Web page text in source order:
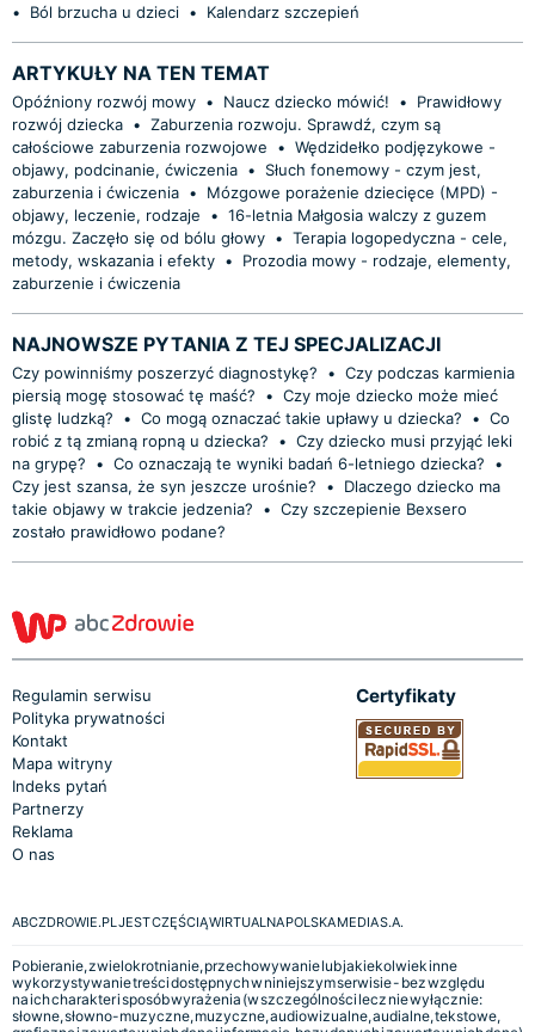
•
Ból brzucha u dzieci • Kalendarz szczepień
ARTYKUŁY NA TEN TEMAT
Opóźniony rozwój mowy • Naucz dziecko mówić! •
Prawidłowy
rozwój dziecka • Zaburzenia rozwoju. Sprawdź, czym są
całościowe zaburzenia rozwojowe
• Wędzidełko podjęzykowe -
objawy, podcinanie, ćwiczenia •
Słuch fonemowy - czym jest,
zaburzenia i ćwiczenia •
Mózgowe porażenie dziecięce (MPD) -
objawy, leczenie, rodzaje
• 16-letnia Małgosia walczy z guzem
mózgu. Zaczęło się od bólu głowy • Terapia logopedyczna - cele,
metody, wskazania i efekty •
Prozodia mowy - rodzaje, elementy,
zaburzenie i ćwiczenia
NAJNOWSZE PYTANIA Z TEJ SPECJALIZACJI
Czy powinniśmy poszerzyć diagnostykę? • Czy podczas karmienia
piersią mogę stosować tę maść?
• Czy moje dziecko może mieć
glistę ludzką?
• Co mogą oznaczać takie upławy u dziecka? • Co
robić z tą zmianą ropną u dziecka?
• Czy dziecko musi przyjąć leki
na grypę?
• Co oznaczają te wyniki badań 6-letniego dziecka?
•
Czy jest szansa, że syn jeszcze urośnie?
•
Dlaczego dziecko ma
takie objawy w trakcie jedzenia?
• Czy szczepienie Bexsero
zostało prawidłowo podane?
Regulamin serwisu
Polityka prywatności
Kontakt
Mapa witryny
Indeks pytań
Partnerzy
Reklama
O nas
Certyfikaty
ABCZDROWIE.PL JEST CZĘŚCIĄ WIRTUALNA POLSKA MEDIA S.A.
Pobieranie, zwielokrotnianie, przechowywanie lub jakiekolwiek inne
wykorzystywanie treści dostępnych w niniejszym serwisie - bez względu
na ich charakter i sposób wyrażenia (w szczególności lecz nie wyłącznie:
słowne, słowno-muzyczne, muzyczne, audiowizualne, audialne, tekstowe,